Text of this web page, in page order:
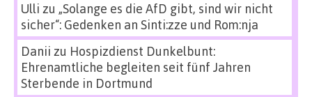
Ulli zu „Solange es die AfD gibt, sind wir nicht
sicher“: Gedenken an Sinti:zze und Rom:nja
Danii zu Hospizdienst Dunkelbunt:
Ehrenamtliche begleiten seit fünf Jahren
Sterbende in Dortmund